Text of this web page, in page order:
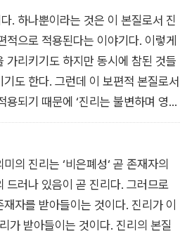
. 하나뿐이라는 것은 이 본질로서 진
적으로 적용된다는 이야기다. 이렇게
가리키기도 하지만 동시에 참된 것들
도 한다. 그런데 이 보편적 본질로서
되기 때문에 ‘진리는 불변하며 영원
된다. 그런데 정말로 진리의 본질은
는 본질을 개별적인 것들에 두루
이 사실로부터 ‘본질은 변할 수 없
은 아니라고 말한다. 왜냐하면 본질
두루 타당하다는 사태 자체가 부정되
의 진리는 ‘비은폐성‘ 곧 존재자의
드러나 있음이 곧 진리다. 그러므로
자를 받아들이는 것이다. 진리가 이
가 받아들이는 것이다. 진리의 본질